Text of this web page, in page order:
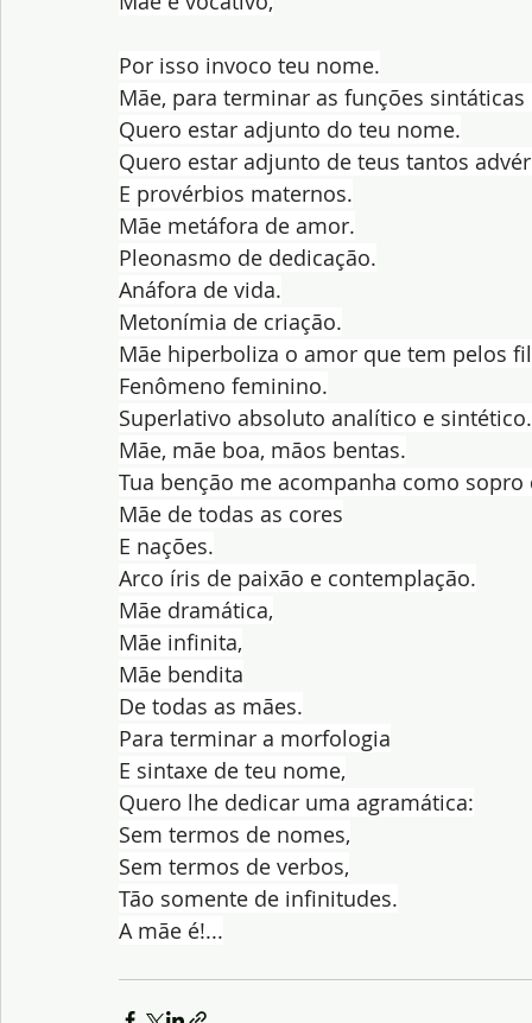
Por isso invoco teu nome.
Mãe, para terminar as funções sintáticas
Quero estar adjunto do teu nome.
Quero estar adjunto de teus tantos
E provérbios maternos.
Mãe metáfora de amor.
Pleonasmo de dedicação.
Anáfora de vida.
Metonímia de criação.
Mãe hiperboliza o amor que tem pelos
Fenômeno feminino.
Superlativo absoluto analítico e sintético.
Mãe, mãe boa, mãos bentas.
Tua benção me acompanha como sopro
Mãe de todas as cores
E nações.
Arco íris de paixão e contemplação.
Mãe dramática,
Mãe infinita,
Mãe bendita
De todas as mães.
Para terminar a morfologia
E sintaxe de teu nome,
Quero lhe dedicar uma agramática:
Sem termos de nomes,
Sem termos de verbos,
Tão somente de infinitudes.
A mãe é!...